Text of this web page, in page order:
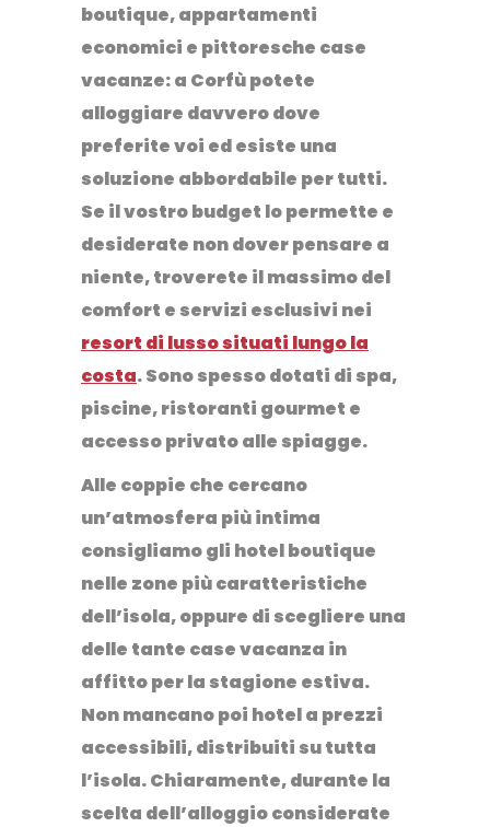
boutique,appartamenti
economici e pittoresche case
vacanze: a Corfù potete
alloggiare davvero dove
preferite voi ed esiste una
soluzione abbordabile per tutti.
Se il vostro budget lo permette e
desiderate non dover pensare a
niente, troverete il massimo del
comfort eservizi esclusivi nei
resort di lussosituati lungo la
costa. Sono spesso dotati di spa,
piscine, ristoranti gourmet e
accesso privato alle spiagge.
Alle coppie che cercano
un’atmosfera più intima
consigliamo gli hotel boutique
nelle zone più caratteristiche
dell’isola, oppure di scegliere una
delle tante case vacanza in
affittoper la stagione estiva.
Non mancano poi hotel a prezzi
accessibili, distribuiti su tutta
l’isola. Chiaramente, durante la
scelta dell’alloggio considerate